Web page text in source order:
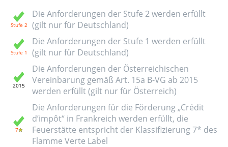
Die Anforderungen der Stufe 2 werden erfüllt
(gilt nur für Deutschland)
Die Anforderungen der Stufe 1 werden erfüllt
(gilt nur für Deutschland)
Die Anforderungen der Österreichischen
Vereinbarung gemäß Art. 15a B-VG ab 2015
werden erfüllt (gilt nur für Österreich)
Die Anforderungen für die Förderung „Crédit
d’impôt“ in Frankreich werden erfüllt, die
Feuerstätte entspricht der Klassifizierung 7* des
Flamme Verte Label